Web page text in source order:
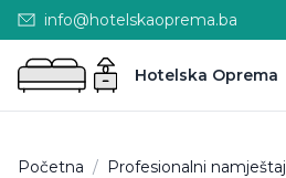
info@hotelskaoprema.ba
Hotelska Oprema
Početna / Profesionalni namještaj